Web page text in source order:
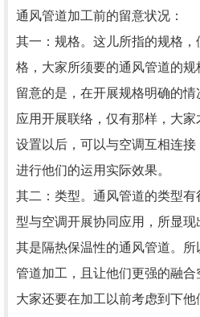
通风管道加工前的留意状况：
其一：规格。这儿所指的规格
格，大家所须要的通风管道的
留意的是，在开展规格明确的
应用开展联络，仅有那样，大
设置以后，可以与空调互相连接
进行他们的运用实际效果。
其二：类型。通风管道的类型
型与空调开展协同应用，所显
其是隔热保温性的通风管道。
管道加工，且让他们更强的融合
大家还要在加工以前考虑到下